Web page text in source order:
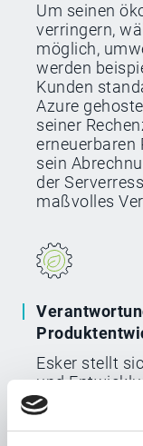
Um seinen
verringern,
möglich,
werden
Kunden
Azure
seiner
erneuerbaren
sein
der
maßvolles
Esker stellt
und
Fußabdruck
indem sie